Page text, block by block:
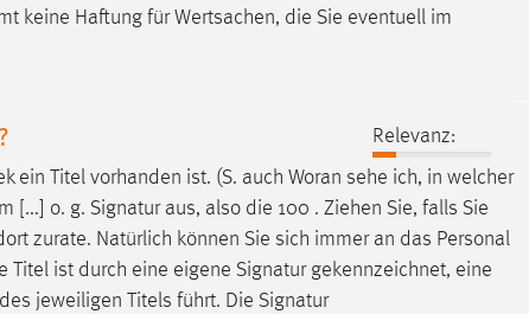
keine Haftung für Wertsachen, die Sie eventuell im
Relevanz:
ein Titel vorhanden ist. (S. auch Woran sehe ich, in welcher
o. g. Signatur aus, also die 100 . Ziehen Sie, falls Sie
zurate. Natürlich können Sie sich immer an das Personal
Titel ist durch eine eigene Signatur gekennzeichnet, eine
jeweiligen Titels führt. Die Signatur